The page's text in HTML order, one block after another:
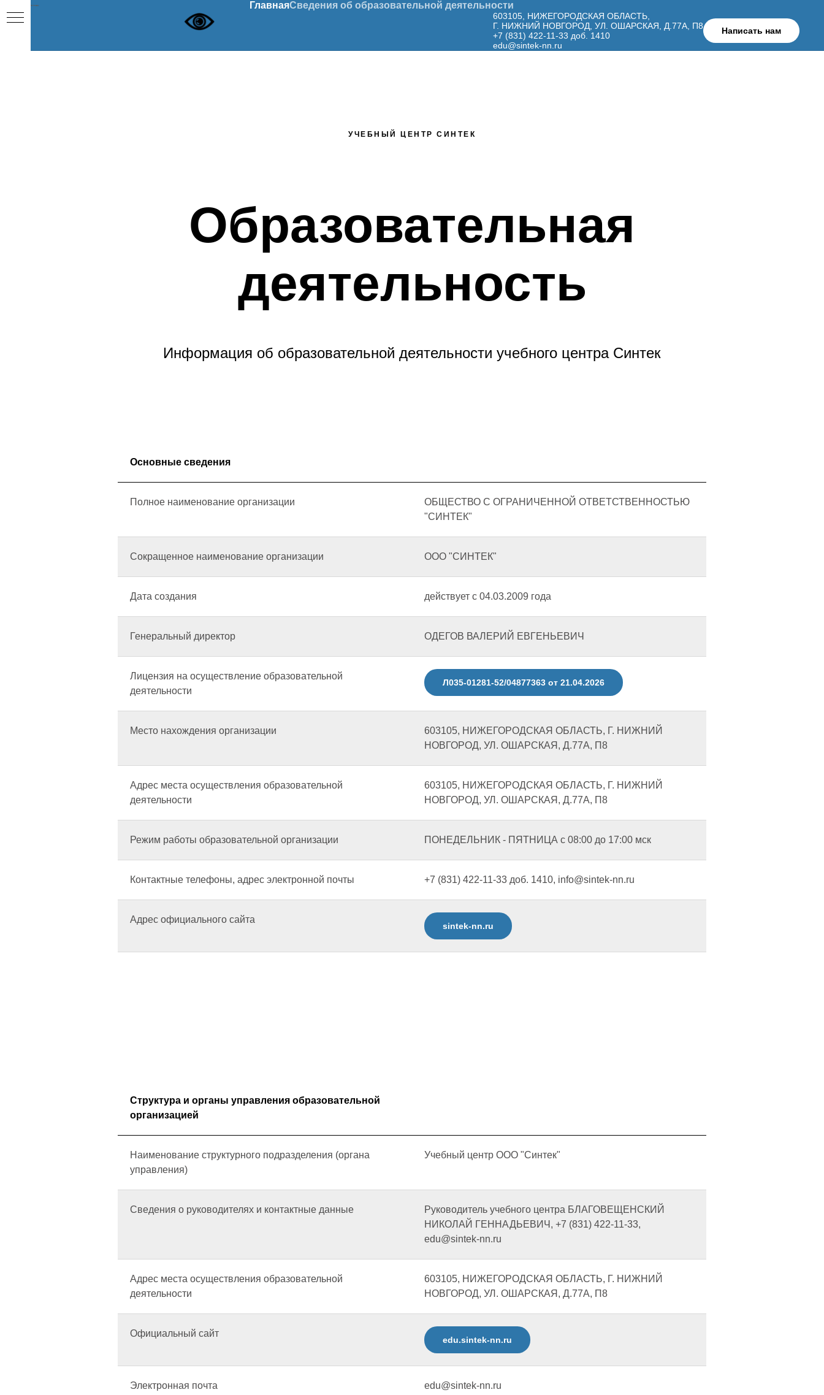
ГлавнаяСведения об образовательной деятельности
603105, НИЖЕГОРОДСКАЯ ОБЛАСТЬ,
Г. НИЖНИЙ НОВГОРОД, УЛ. ОШАРСКАЯ, Д.77А, П8
+7 (831) 422-11-33 доб. 1410
edu@sintek-nn.ru
Написать нам
УЧЕБНЫЙ ЦЕНТР СИНТЕК
Образовательная
деятельность
Информация об образовательной деятельности учебного центра Синтек
Основные сведения
Полное наименование организации
ОБЩЕСТВО С ОГРАНИЧЕННОЙ ОТВЕТСТВЕННОСТЬЮ
"СИНТЕК"
Сокращенное наименование организации ООО "СИНТЕК"
Дата создания действует с 04.03.2009 года
Генеральный директор ОДЕГОВ ВАЛЕРИЙ ЕВГЕНЬЕВИЧ
Лицензия на осуществление образовательной
деятельности
Л035-01281-52/04877363 от 21.04.2026
Место нахождения организации
603105, НИЖЕГОРОДСКАЯ ОБЛАСТЬ, Г. НИЖНИЙ
НОВГОРОД, УЛ. ОШАРСКАЯ, Д.77А, П8
Адрес места осуществления образовательной
деятельности
603105, НИЖЕГОРОДСКАЯ ОБЛАСТЬ, Г. НИЖНИЙ
НОВГОРОД, УЛ. ОШАРСКАЯ, Д.77А, П8
Режим работы образовательной организации ПОНЕДЕЛЬНИК - ПЯТНИЦА с 08:00 до 17:00 мск
Контактные телефоны, адрес электронной почты +7 (831) 422-11-33 доб. 1410, info@sintek-nn.ru
Адрес официального сайта
sintek-nn.ru
Структура и органы управления образовательной
организацией
Наименование структурного подразделения (органа
управления)
Учебный центр ООО "Синтек"
Сведения о руководителях и контактные данные
Руководитель учебного центра БЛАГОВЕЩЕНСКИЙ
НИКОЛАЙ ГЕННАДЬЕВИЧ, +7 (831) 422-11-33,
edu@sintek-nn.ru
Адрес места осуществления образовательной
деятельности
603105, НИЖЕГОРОДСКАЯ ОБЛАСТЬ, Г. НИЖНИЙ
НОВГОРОД, УЛ. ОШАРСКАЯ, Д.77А, П8
Официальный сайт
edu.sintek-nn.ru
Электронная почта edu@sintek-nn.ru